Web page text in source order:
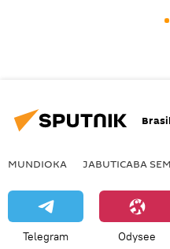
Brasil
MUNDIOKA JABUTICABA
Telegram Odysee